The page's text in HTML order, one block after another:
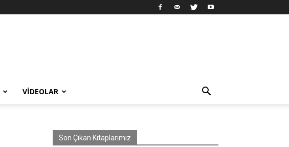
VIDEOLAR
Son Çıkan Kitaplarımız